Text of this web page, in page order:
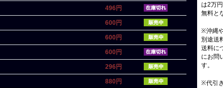
496円
600円
600円
600円
296円
880円
は2万
無料と
※沖縄
別途送
送料に
にお問
す。
※代引